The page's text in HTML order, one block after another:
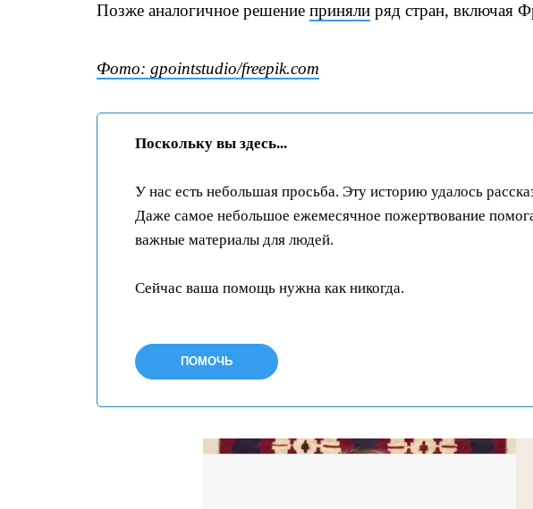
Позже аналогичное решение приняли ряд стран, включая
Фото: gpointstudio/freepik.com
Поскольку вы здесь...
У нас есть небольшая просьба. Эту историю удалось
Даже самое небольшое ежемесячное пожертвование
важные материалы для людей.
Сейчас ваша помощь нужна как никогда.
ПОМОЧЬ